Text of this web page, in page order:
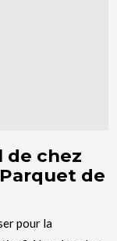
de chez
de
pour la